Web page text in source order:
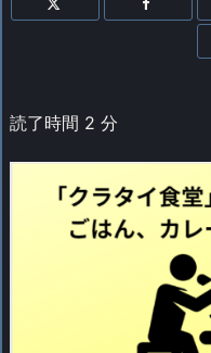
読了時間 2 分